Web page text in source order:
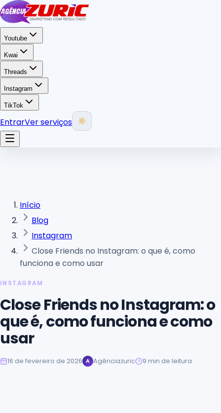
Youtube
Kwai
Threads
Instagram
TikTok
EntrarVer serviços
Início
Blog
Instagram
Close Friends no Instagram: o que é, como
funciona e como usar
INSTAGRAM
Close Friends no Instagram: o
que é, como funciona e como
usar
16 de fevereiro de 2026 A Agênciazuric 9 min de leitura